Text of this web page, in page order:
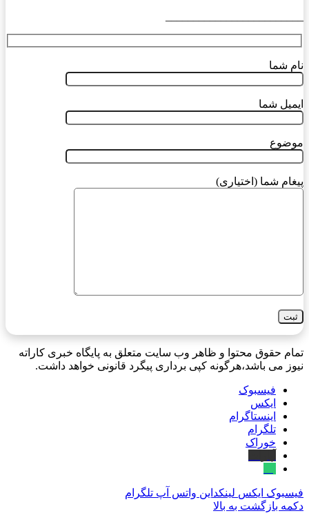
نام شما
ایمیل شما
موضوع
پیغام شما (اختیاری)
تمام حقوق محتوا و ظاهر وب سایت متعلق به پایگاه خبری کاراته
نیوز می باشد،هرگونه کپی برداری پیگرد قانونی خواهد داشت.
فیسبوک
ایکس
اینستاگرام
تلگرام
خوراک
فیسبوک ایکس لینکداین واتس آپ تلگرام
دکمه بازگشت به بالا